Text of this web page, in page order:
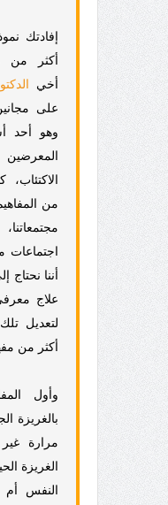
إفادتك
أكثر من
أخي
على
وهو أحد
الاكتئاب،
من
اجتماعات
أننا نحتاج
علاج
لتعديل
أكثر من
وأول
بالغريزة
مرارة
الغريزة
النفس أم